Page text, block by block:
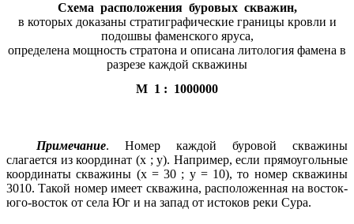
Схема расположения буровых скважин,
в которых доказаны стратиграфические границы кровли и
подошвы фаменского яруса,
определена мощность стратона и описана литология фамена в
разрезе каждой скважины
М 1 : 1000000
Примечание. Номер каждой буровой скважины
слагается из координат (x ; y). Например, если прямоугольные
координаты скважины (x = 30 ; y = 10), то номер скважины
3010. Такой номер имеет скважина, расположенная на восток-
юго-восток от села Юг и на запад от истоков реки Сура.